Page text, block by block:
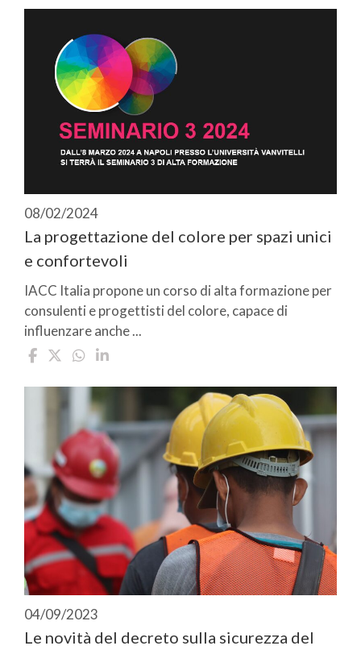
08/02/2024
La progettazione del colore per spazi unici
e confortevoli
IACC Italia propone un corso di alta formazione per
consulenti e progettisti del colore, capace di
influenzare anche ...
04/09/2023
Le novità del decreto sulla sicurezza del